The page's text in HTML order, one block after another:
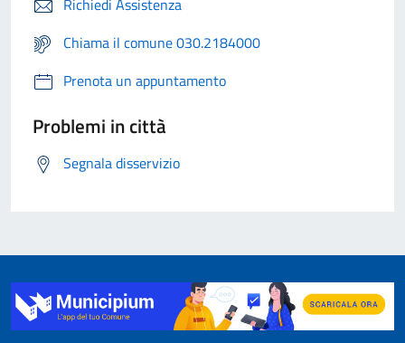
Richiedi Assistenza
Chiama il comune 030.2184000
Prenota un appuntamento
Problemi in città
Segnala disservizio